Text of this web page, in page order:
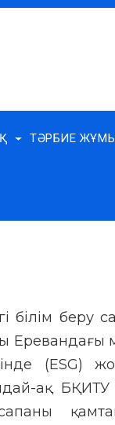
ТӘРБИЕ
білім беру
Еревандағы
(ESG)
ақ